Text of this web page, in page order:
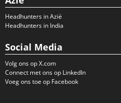
Headhunters in Azië
Headhunters in India
Social Media
Volg ons op X.com
Connect met ons op LinkedIn
Voeg ons toe op Facebook